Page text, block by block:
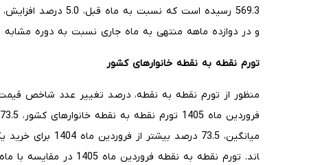
و در دوازده ماهه منتهی به ماه جاری نسبت به دوره مشابه سال قبل، 53.7 درصد
تورم نقطه به نقطه خانوارهای کشور
منظور از تورم نقطه به نقطه، درصد تغییر عدد شاخص
میانگین، 73.5 درصد بیشتر از فروردین ماه 1404 برای خرید یک
اند. تورم نقطه به نقطه فروردین ماه 1405 در مقایسه با ماه قبل، 1.7 واحد درصد افزایش داشته است.